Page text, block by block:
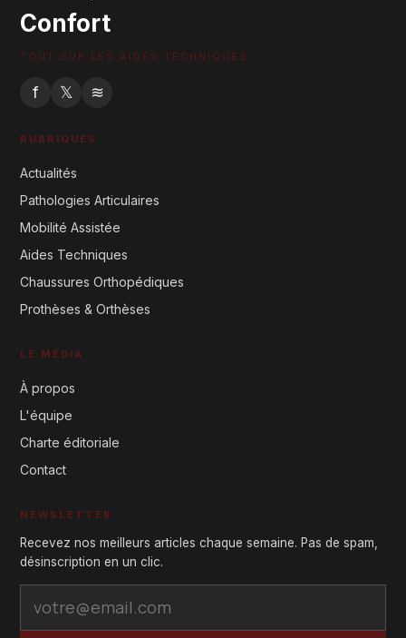
Confort
TOUT SUR LES AIDES TECHNIQUES
f 𝕏 ≋
RUBRIQUES
Actualités
Pathologies Articulaires
Mobilité Assistée
Aides Techniques
Chaussures Orthopédiques
Prothèses & Orthèses
LE MÉDIA
À propos
L'équipe
Charte éditoriale
Contact
NEWSLETTER
Recevez nos meilleurs articles chaque semaine. Pas de spam,
désinscription en un clic.